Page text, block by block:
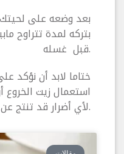
بعد وضعه على
بتركه لمدة تتراوح
قبل غسله.
ختاما لابد أن نؤكد
استعمال زيت الخروع
لأي أضرار قد تنتج عن سوء توظيفه.